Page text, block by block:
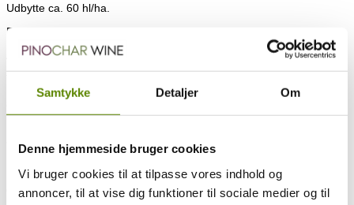
Samtykke Detaljer Om
Denne hjemmeside bruger cookies
Vi bruger cookies til at tilpasse vores indhold og
annoncer, til at vise dig funktioner til sociale medier og til
Udbytte ca. 60 hl/ha.
Restsukker: 5,9 g/l
Alkohol: 12,5 %.
De ejer ca. 19 hektar og har en årligt samlet produktion på omkring
helt tilfældigt af flere og flere opdager disse vine.
De fleste af vingårdens marker er beliggende omkring Wissberg –
det hvide bjerg. Okayt – bjerg er måske så meget sagt, da det kun
rejser sig ca. 270 meter. Men det er alligevel nok til at være et